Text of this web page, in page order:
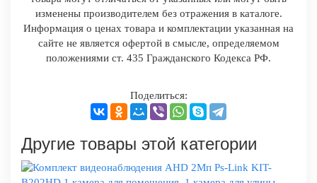
изменены производителем без отражения в каталоге.
Информация о ценах товара и комплектации указанная на
сайте не является офертой в смысле, определяемом
положениями ст. 435 Гражданского Кодекса РФ.
Поделиться:
Другие товары этой категории